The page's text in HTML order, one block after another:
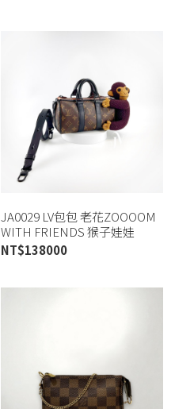
JA0029 LV包包 老花ZOOOOM
WITH FRIENDS 猴子娃娃
KEEPALL XS(喬萱桃園店)
NT$138000